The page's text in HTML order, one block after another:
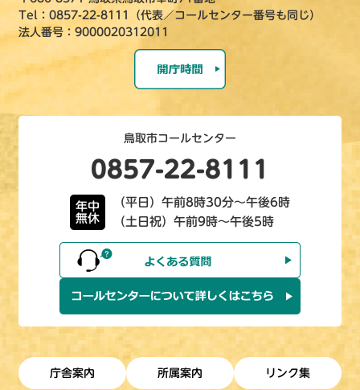
Tel：0857-22-8111（代表／コールセンター番号も同じ）
法人番号：9000020312011
鳥取市コールセンター
0857-22-8111
年中
無休
（平日）午前8時30分～午後6時
（土日祝）午前9時～午後5時
庁舎案内 所属案内 リンク集